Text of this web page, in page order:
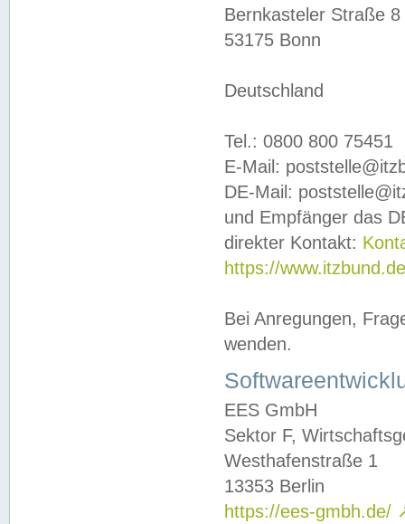
Bernkasteler Straße 8
53175 Bonn
Deutschland
Tel.: 0800 800 75451
E-Mail:
DE-Mail:
und Empfänger das
direkter Kontakt:
https://
Bei Anregungen,
wenden.
EES GmbH
Sektor F,
Westhafenstraße 1
13353 Berlin
https://ees-gmbh.de/